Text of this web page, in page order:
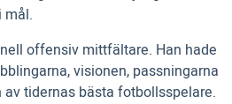
mål.
offensiv mittfältare. Han hade
visionen, passningarna
tidernas bästa fotbollsspelare.